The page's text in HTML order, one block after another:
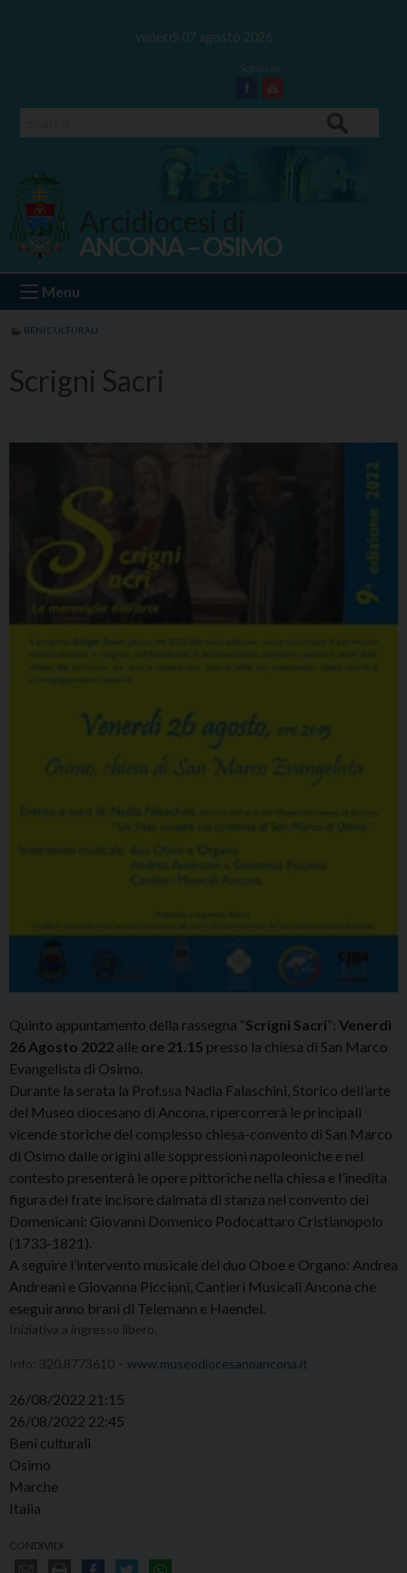
venerdì 07 agosto 2026
Facebook
Youtube
Ancona Osimo
ANCONA – OSIMO
Menu
BENI CULTURALI
Scrigni Sacri
Quinto appuntamento della rassegna “Scrigni Sacri”: Venerdì
26 Agosto 2022 alle ore 21.15 presso la chiesa di San Marco
Evangelista di Osimo.
Durante la serata la Prof.ssa Nadia Falaschini, Storico dell’arte
del Museo diocesano di Ancona, ripercorrerà le principali
vicende storiche del complesso chiesa-convento di San Marco
di Osimo dalle origini alle soppressioni napoleoniche e nel
contesto presenterà le opere pittoriche nella chiesa e l’inedita
figura del frate incisore dalmata di stanza nel convento dei
Domenicani: Giovanni Domenico Podocattaro Cristianopolo
(1733-1821).
A seguire l’intervento musicale del duo Oboe e Organo: Andrea
Andreani e Giovanna Piccioni, Cantieri Musicali Ancona che
eseguiranno brani di Telemann e Haendel.
Iniziativa a ingresso libero.
Info: 320.8773610 – www.museodiocesanoancona.it
26/08/2022 21:15
26/08/2022 22:45
Beni culturali
Osimo
Marche
Italia
CONDIVIDI